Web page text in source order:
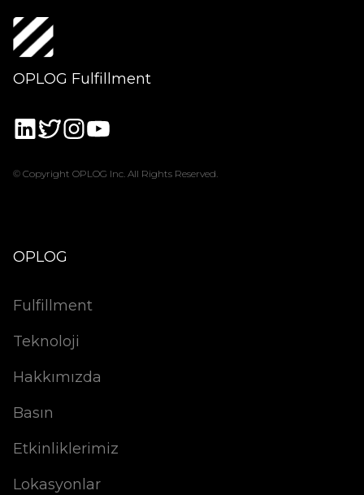
OPLOG Fulfillment
© Copyright OPLOG Inc. All Rights Reserved.
OPLOG
Fulfillment
Teknoloji
Hakkımızda
Basın
Etkinliklerimiz
Lokasyonlar